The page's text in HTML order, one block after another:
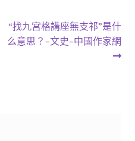
下
一
“找九宮格講座無支祁”是什
么意思？–文史–中國作家網